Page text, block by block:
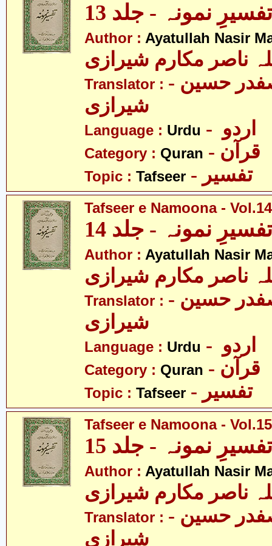
تفسیرِ نمونہ - جلد 13
Author : Ayatullah Nasir
ناصر مکارم شیرازی
Translator : - مولانا سید صفدر حسین
شیرازی
Language : Urdu
Category : Quran - قرآن
Topic : Tafseer - تفسیر
Tafseer e Namoona - Vol.14
تفسیرِ نمونہ - جلد 14
Author : Ayatullah Nasir
ناصر مکارم شیرازی
Translator : - مولانا سید صفدر حسین
شیرازی
Language : Urdu
Category : Quran - قرآن
Topic : Tafseer - تفسیر
Tafseer e Namoona - Vol.15
تفسیرِ نمونہ - جلد 15
Author : Ayatullah Nasir
ناصر مکارم شیرازی
Translator : - مولانا سید صفدر حسین
شیرازی